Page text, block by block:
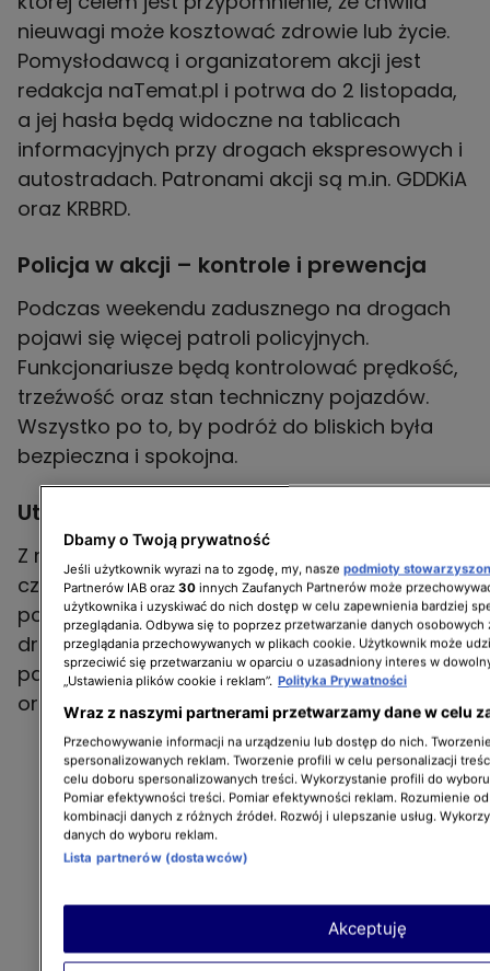
nieuwagi może kosztować zdrowie lub życie.
Pomysłodawcą i organizatorem akcji jest
redakcja naTemat.pl i potrwa do 2 listopada,
a jej hasła będą widoczne na tablicach
informacyjnych przy drogach ekspresowych i
autostradach. Patronami akcji są m.in. GDDKiA
oraz KRBRD.
Policja w akcji – kontrole i prewencja
Podczas weekendu zadusznego na drogach
pojawi się więcej patroli policyjnych.
Funkcjonariusze będą kontrolować prędkość,
trzeźwość oraz stan techniczny pojazdów.
Wszystko po to, by podróż do bliskich była
bezpieczna i spokojna.
Utrudnienia dla ciężkiego transportu
Z myślą o płynności ruchu, wprowadzono
czasowe ograniczenia dla ciężarówek o masie
powyżej 12 ton. Zakaz poruszania się po
drogach krajowych obowiązuje 31
października (piątek) w godzinach 18:00-22:00
oraz 1 listopada (sobota) od 8:00 do 22:00.
Dbamy o Twoją prywatność
Jeśli użytkownik wyrazi na to zgodę, my, nasze podmioty
Partnerów IAB oraz 30 innych Zaufanych Partnerów może
użytkownika i uzyskiwać do nich dostęp w celu zapewnienia bardziej
przeglądania. Odbywa się to poprzez przetwarzanie danych osobowych
przeglądania przechowywanych w plikach cookie. Użytkownik może
sprzeciwić się przetwarzaniu w oparciu o uzasadniony interes w
„Ustawienia plików cookie i reklam”. Polityka Prywatności
Wraz z naszymi partnerami przetwarzamy dane w celu
Przechowywanie informacji na urządzeniu lub dostęp do nich.
spersonalizowanych reklam. Tworzenie profili w celu personalizacji
celu doboru spersonalizowanych treści. Wykorzystanie profili do
Pomiar efektywności treści. Pomiar efektywności reklam. Rozumienie
kombinacji danych z różnych źródeł. Rozwój i ulepszanie usług.
danych do wyboru reklam.
Lista partnerów (dostawców)
Akceptuję